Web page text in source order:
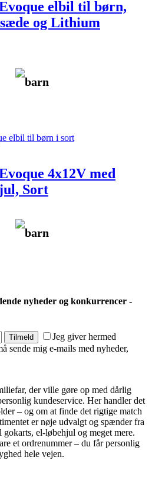
elbil til børn,
og Lithium
barn
4x12V med
Sort
barn
nyheder og konkurrencer -
Tilmeld
Jeg giver hermed
sende mig e-mails med nyheder,
der ville gøre op med dårlig
kundeservice. Her handler det
– og om at finde det rigtige match
er nøje udvalgt og spænder fra
el-løbehjul og meget mere.
et ordrenummer – du får personlig
hele vejen.